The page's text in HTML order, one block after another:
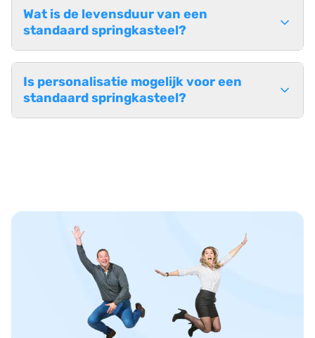
Wat is de levensduur van een
standaard springkasteel?
Is personalisatie mogelijk voor een
standaard springkasteel?